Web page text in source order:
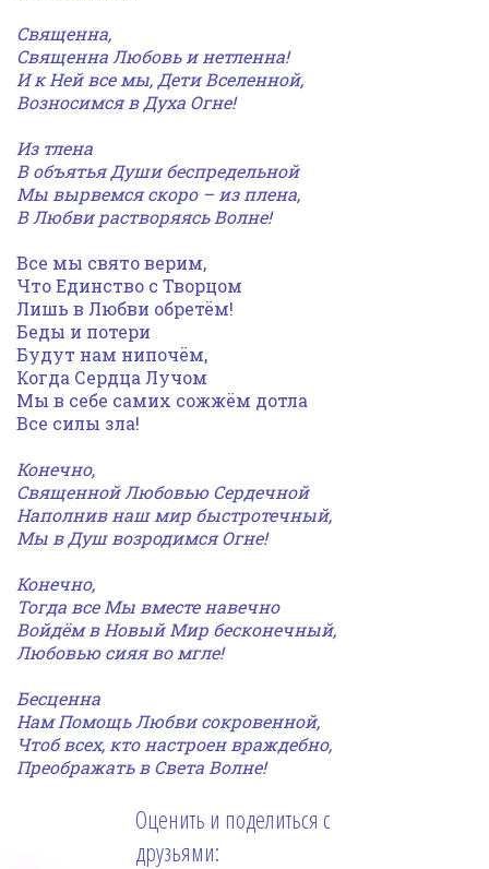
Священна,
Священна Любовь и нетленна!
И к Ней все мы, Дети Вселенной,
Возносимся в Духа Огне!
Из тлена
В объятья Души беспредельной
Мы вырвемся скоро – из плена,
В Любви растворяясь Волне!
Все мы свято верим,
Что Единство с Творцом
Лишь в Любви обретём!
Беды и потери
Будут нам нипочём,
Когда Сердца Лучом
Мы в себе самих сожжём дотла
Все силы зла!
Конечно,
Священной Любовью Сердечной
Наполнив наш мир быстротечный,
Мы в Душ возродимся Огне!
Конечно,
Тогда все Мы вместе навечно
Войдём в Новый Мир бесконечный,
Любовью сияя во мгле!
Бесценна
Нам Помощь Любви сокровенной,
Чтоб всех, кто настроен враждебно,
Преображать в Света Волне!
Оценить и поделиться с
друзьями: